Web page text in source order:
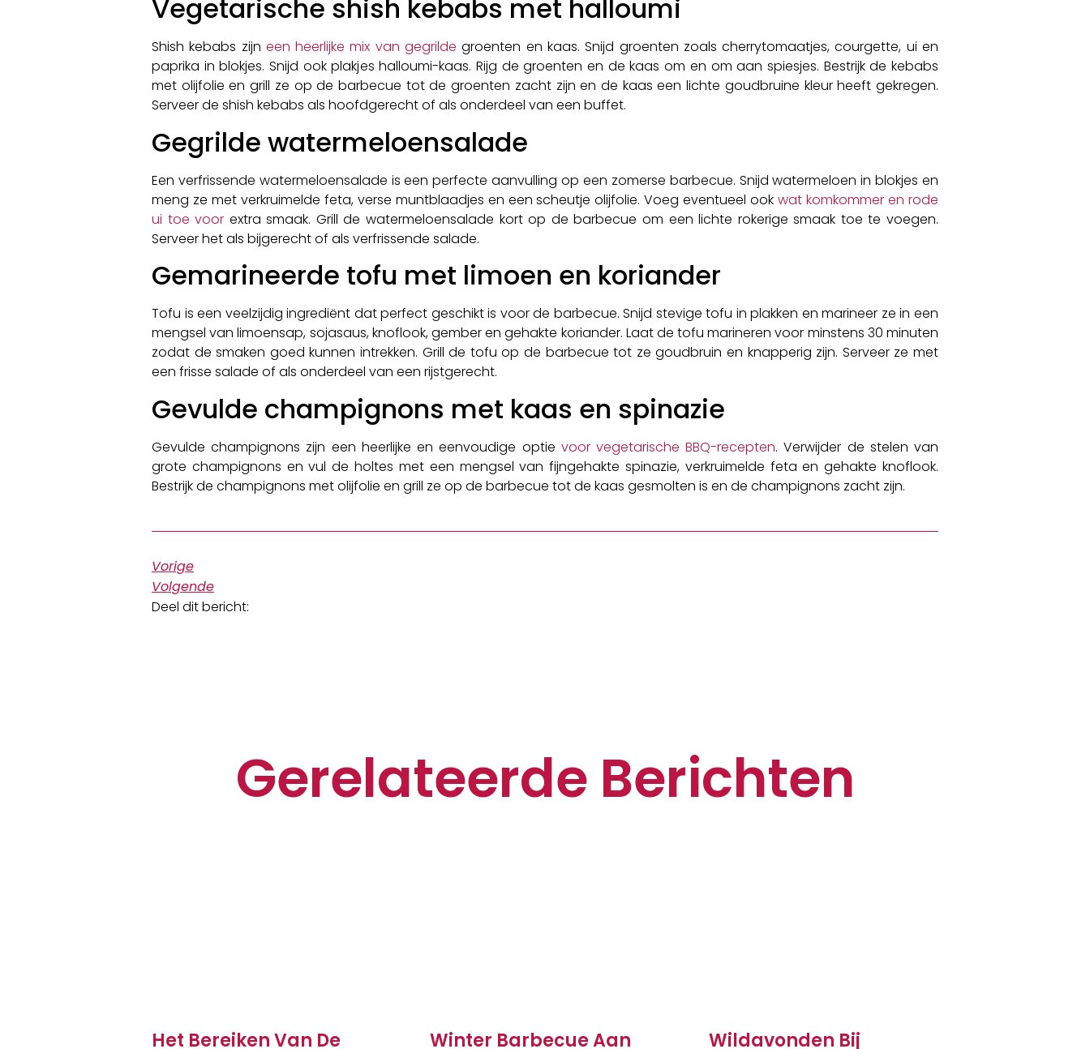
Vegetarische shish kebabs met halloumi
Shish kebabs zijn een heerlijke mix van gegrilde groenten en kaas. Snijd groenten zoals cherrytomaatjes, courgette, ui en
paprika in blokjes. Snijd ook plakjes halloumi-kaas. Rijg de groenten en de kaas om en om aan spiesjes. Bestrijk de kebabs
met olijfolie en grill ze op de barbecue tot de groenten zacht zijn en de kaas een lichte goudbruine kleur heeft gekregen.
Serveer de shish kebabs als hoofdgerecht of als onderdeel van een buffet.
Gegrilde watermeloensalade
Een verfrissende watermeloensalade is een perfecte aanvulling op een zomerse barbecue. Snijd watermeloen in blokjes en
meng ze met verkruimelde feta, verse muntblaadjes en een scheutje olijfolie. Voeg eventueel ookwat komkommer en rode
ui toe voor extra smaak. Grill de watermeloensalade kort op de barbecue om een lichte rokerige smaak toe te voegen.
Serveer het als bijgerecht of als verfrissende salade.
Gemarineerde tofu met limoen en koriander
Tofu is een veelzijdig ingrediënt dat perfect geschikt is voor de barbecue. Snijd stevige tofu in plakken en marineer ze in een
mengsel van limoensap, sojasaus, knoflook, gember en gehakte koriander. Laat de tofu marineren voor minstens 30 minuten
zodat de smaken goed kunnen intrekken. Grill de tofu op de barbecue tot ze goudbruin en knapperig zijn. Serveer ze met
een frisse salade of als onderdeel van een rijstgerecht.
Gevulde champignons met kaas en spinazie
Gevulde champignons zijn een heerlijke en eenvoudige optie voor vegetarische BBQ-recepten. Verwijder de stelen van
grote champignons en vul de holtes met een mengsel van fijngehakte spinazie, verkruimelde feta en gehakte knoflook.
Bestrijk de champignons met olijfolie en grill ze op de barbecue tot de kaas gesmolten is en de champignons zacht zijn.
Vorige
Volgende
Deel dit bericht:
Gerelateerde Berichten
Het Bereiken Van De
Winter Barbecue Aan
Wildavonden Bij